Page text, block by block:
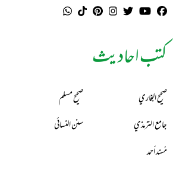
کتب احادیث
صحيح البخاري صحيح مسلم
جامع الترمذي
سنن النسائي
مُسند أحمد